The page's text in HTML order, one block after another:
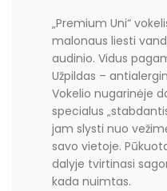
„Premium Uni“
malonaus liesti
audinio. Vidus
Užpildas –
Vokelio nugarinėje
specialus
jam slysti nuo
savo vietoje.
dalyje tvirtinasi
kada nuimtas.